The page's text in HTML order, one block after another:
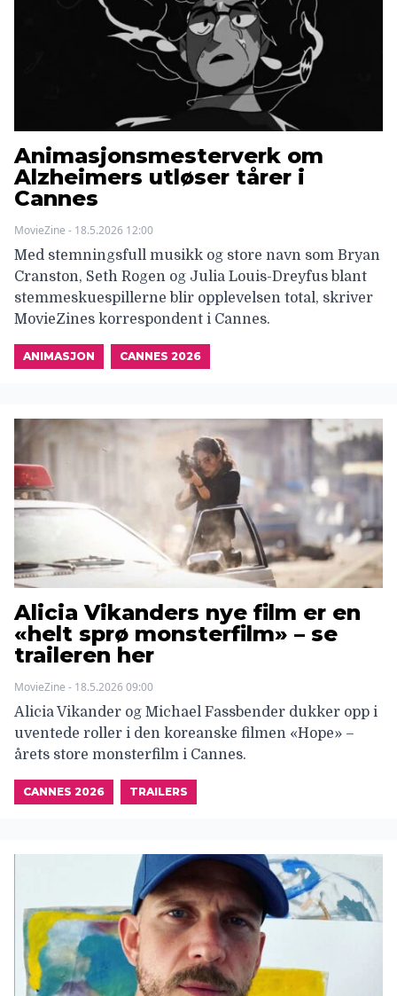
Animasjonsmesterverk om
Alzheimers utløser tårer i
Cannes
MovieZine - 18.5.2026 12:00
Med stemningsfull musikk og store navn som Bryan
Cranston, Seth Rogen og Julia Louis-Dreyfus blant
stemmeskuespillerne blir opplevelsen total, skriver
MovieZines korrespondent i Cannes.
ANIMASJON CANNES 2026
Alicia Vikanders nye film er en
«helt sprø monsterfilm» – se
traileren her
MovieZine - 18.5.2026 09:00
Alicia Vikander og Michael Fassbender dukker opp i
uventede roller i den koreanske filmen «Hope» –
årets store monsterfilm i Cannes.
CANNES 2026 TRAILERS